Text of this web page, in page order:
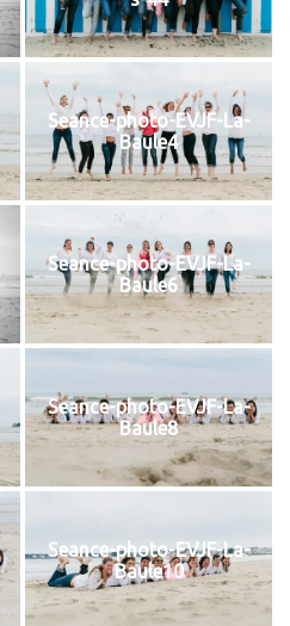
Seance-photo-EVJF-La-
Baule4
Seance-photo-EVJF-La-
Baule6
Seance-photo-EVJF-La-
Baule8
Seance-photo-EVJF-La-
Baule10